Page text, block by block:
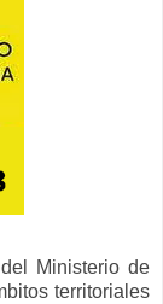
Ministerio de
territoriales